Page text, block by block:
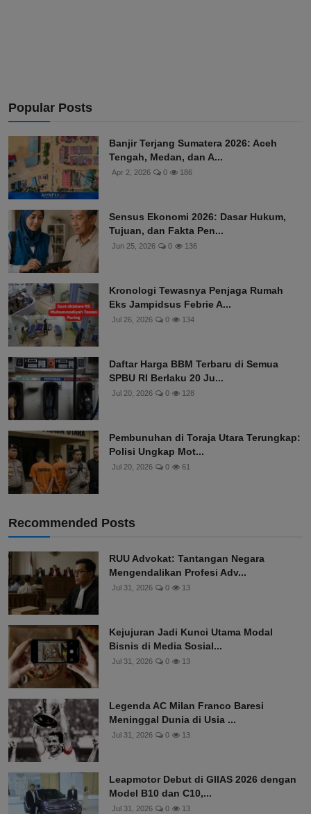
Popular Posts
Banjir Terjang Sumatera 2026: Aceh
Tengah, Medan, dan A...
Apr 2, 2026 0 186
Sensus Ekonomi 2026: Dasar Hukum,
Tujuan, dan Fakta Pen...
Jun 25, 2026 0 136
Kronologi Tewasnya Penjaga Rumah
Eks Jampidsus Febrie A...
Jul 26, 2026 0 134
Daftar Harga BBM Terbaru di Semua
SPBU RI Berlaku 20 Ju...
Jul 20, 2026 0 128
Pembunuhan di Toraja Utara Terungkap:
Polisi Ungkap Mot...
Jul 20, 2026 0 61
Recommended Posts
RUU Advokat: Tantangan Negara
Mengendalikan Profesi Adv...
Jul 31, 2026 0 13
Kejujuran Jadi Kunci Utama Modal
Bisnis di Media Sosial...
Jul 31, 2026 0 13
Legenda AC Milan Franco Baresi
Meninggal Dunia di Usia ...
Jul 31, 2026 0 13
Leapmotor Debut di GIIAS 2026 dengan
Model B10 dan C10,...
Jul 31, 2026 0 13